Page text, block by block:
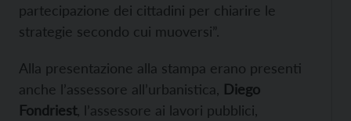
partecipazione dei cittadini per chiarire le
strategie secondo cui muoversi”.
Alla presentazione alla stampa erano presenti
anche l’assessore all’urbanistica, Diego
Fondriest, l’assessore ai lavori pubblici,